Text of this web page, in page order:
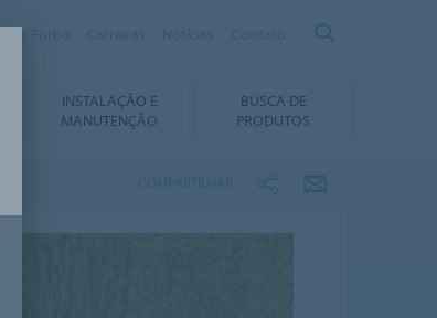
INSTALAÇÃO E
MANUTENÇÃO
BUSCA DE
PRODUTOS